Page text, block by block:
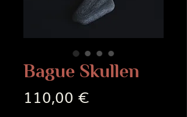
Bague Skullen
110,00 €